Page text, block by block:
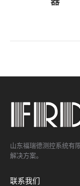
山东福瑞德测控系统有
解决方案。
联系我们